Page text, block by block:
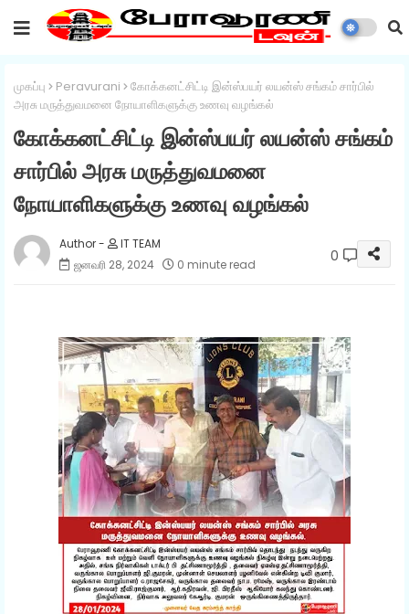
முகப்பு Peravurani
கோக்கனட்சிட்டி இன்ஸ்பயர் லயன்ஸ் சங்கம் சார்பில்
அரசு மருத்துவமனை நோயாளிகளுக்கு உணவு வழங்கல்
கோக்கனட்சிட்டி இன்ஸ்பயர் லயன்ஸ் சங்கம்
சார்பில் அரசு மருத்துவமனை
நோயாளிகளுக்கு உணவு வழங்கல்
IT TEAM
ஜனவரி 28, 2024
0 minute read 0